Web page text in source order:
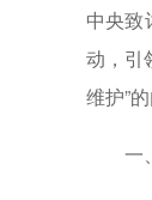
中央致
动，引
维护”
一、